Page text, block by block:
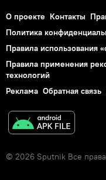
О проекте Контакты
Политика
Правила использования
Правила применения
технологий
Реклама Обратная связь
© 2026 Sputnik Все